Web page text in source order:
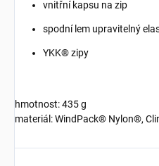
vnitřní kapsu na zip
spodní lem upravitelný
YKK® zipy
hmotnost: 435 g
materiál: WindPack® Nylon®,